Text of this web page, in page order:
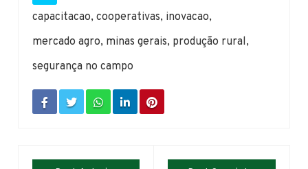
capacitacao,cooperativas, inovacao,
mercado agro, minas gerais, produção rural,
segurança no campo